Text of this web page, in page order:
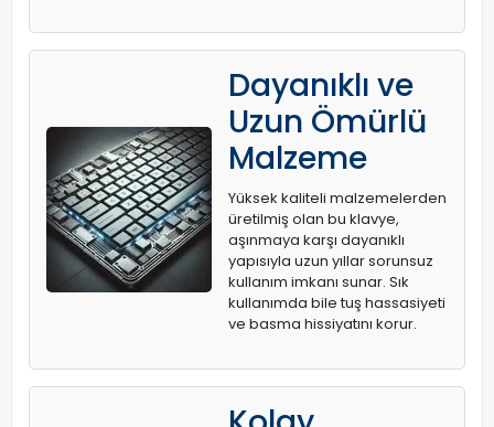
Dayanıklı ve
Uzun Ömürlü
Malzeme
Yüksek kaliteli malzemelerden
üretilmiş olan bu klavye,
aşınmaya karşı dayanıklı
yapısıyla uzun yıllar sorunsuz
kullanım imkanı sunar. Sık
kullanımda bile tuş hassasiyeti
ve basma hissiyatını korur.